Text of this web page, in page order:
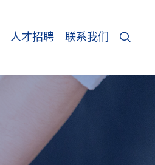
人才招聘 联系我们